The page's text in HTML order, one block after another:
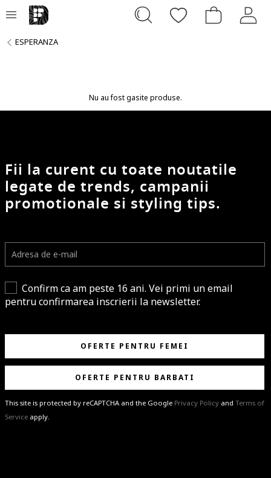
ESPERANZA
Nu au fost gasite produse.
Fii la curent cu toate noutatile
legate de trends, campanii
promotionale si styling tips.
Confirm ca am peste 16 ani. Vei primi un email
pentru confirmarea inscrierii la newsletter.
OFERTE PENTRU FEMEI
OFERTE PENTRU BARBATI
This site is protected by reCAPTCHA and the Google Privacy Policy and Terms of
Service apply.